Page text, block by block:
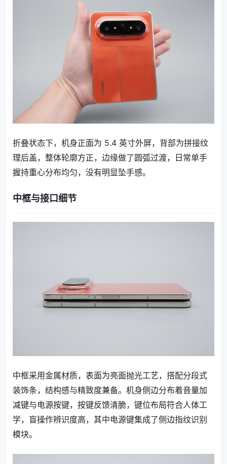
折叠状态下，机身正面为 5.4 英寸外屏，背部为拼接纹
理后盖，整体轮廓方正，边缘做了圆弧过渡，日常单手
握持重心分布均匀，没有明显坠手感。
中框与接口细节
中框采用金属材质，表面为亮面抛光工艺，搭配分段式
装饰条，结构感与精致度兼备。机身侧边分布着音量加
减键与电源按键，按键反馈清脆，键位布局符合人体工
学，盲操作辨识度高，其中电源键集成了侧边指纹识别
模块。